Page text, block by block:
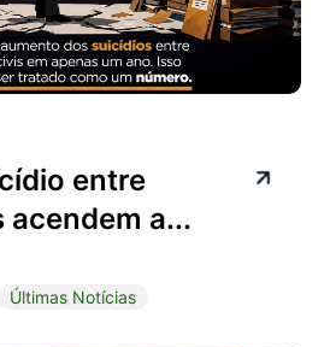
entre
a...
Últimas Notícias